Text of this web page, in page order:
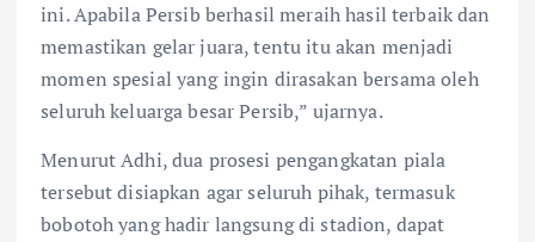
ini. Apabila Persib berhasil meraih hasil terbaik dan
memastikan gelar juara, tentu itu akan menjadi
momen spesial yang ingin dirasakan bersama oleh
seluruh keluarga besar Persib,” ujarnya.
Menurut Adhi, dua prosesi pengangkatan piala
tersebut disiapkan agar seluruh pihak, termasuk
bobotoh yang hadir langsung di stadion, dapat